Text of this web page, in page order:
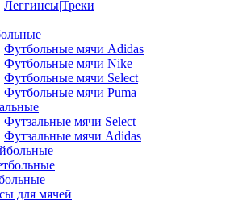
Леггинсы|Треки
Футбольные мячи Adidas
Футбольные мячи Nike
Футбольные мячи Select
Футбольные мячи Puma
Футзальные мячи Select
Футзальные мячи Adidas
для мячей